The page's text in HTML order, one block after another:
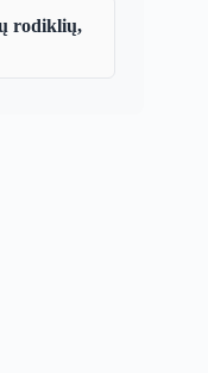
rodiklių,